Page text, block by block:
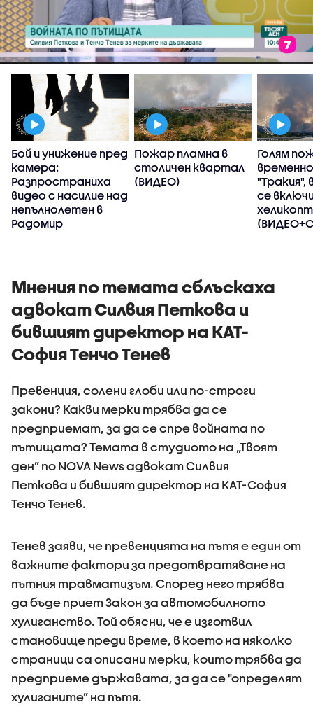
Бой и унижение пред
камера:
Разпространиха
видео с насилие над
непълнолетен в
Радомир
Пожар пламна в
столичен квартал
(ВИДЕО)
Голям
"Тракия",
се
Мнения по темата сблъскаха
адвокат Силвия Петкова и
бившият директор на КАТ-
София Тенчо Тенев
Превенция, солени глоби или по-строги
закони? Какви мерки трябва да се
предприемат, за да се спре войната по
пътищата? Темата в студиото на „Твоят
ден” по NOVA News адвокат Силвия
Петкова и бившият директор на КАТ-София
Тенчо Тенев.
Тенев заяви, че превенцията на пътя е един от
важните фактори за предотвратяване на
пътния травматизъм. Според него трябва
да бъде приет Закон за автомобилното
хулиганство. Той обясни, че е изготвил
становище преди време, в което на няколко
страници са описани мерки, които трябва да
предприеме държавата, за да се "определят
хулиганите” на пътя.